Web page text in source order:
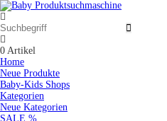
0 Artikel
Home
Neue Produkte
Baby-Kids Shops
Kategorien
Neue Kategorien
SALE %